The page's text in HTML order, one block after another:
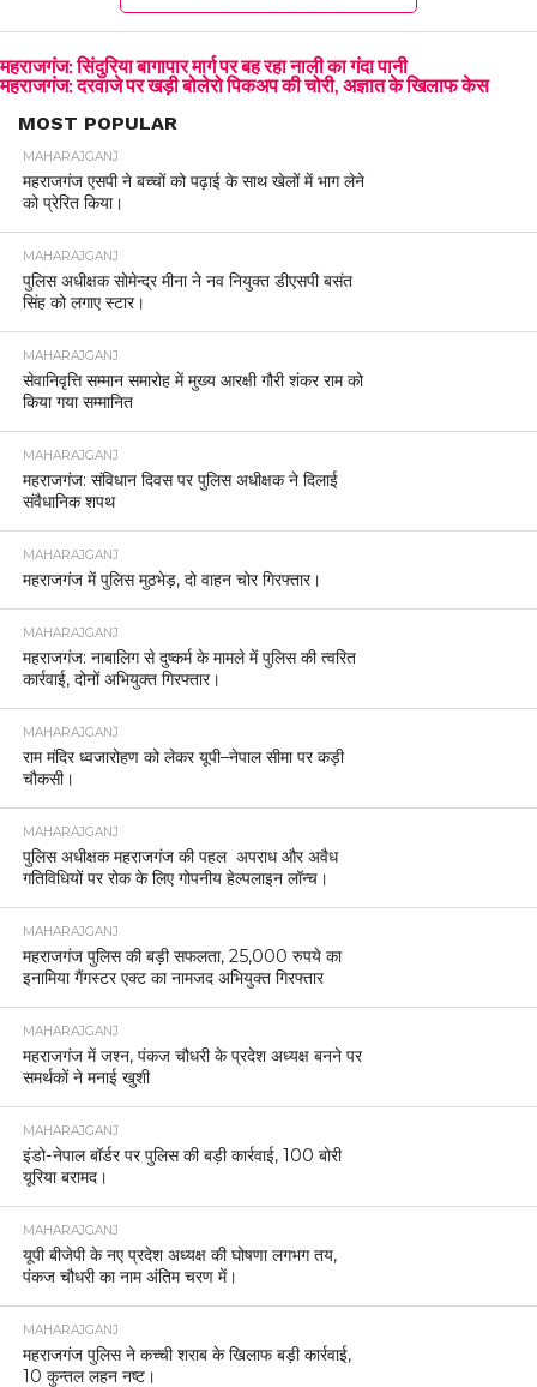
महराजगंज: सिंदुरिया बागापार मार्ग पर बह रहा नाली का गंदा पानी
महराजगंज: दरवाजे पर खड़ी बोलेरो पिकअप की चोरी, अज्ञात के खिलाफ केस
MOST POPULAR
MAHARAJGANJ
महराजगंज एसपी ने बच्चों को पढ़ाई के साथ खेलों में भाग लेने
को प्रेरित किया।
MAHARAJGANJ
पुलिस अधीक्षक सोमेन्द्र मीना ने नव नियुक्त डीएसपी बसंत
सिंह को लगाए स्टार।
MAHARAJGANJ
सेवानिवृत्ति सम्मान समारोह में मुख्य आरक्षी गौरी शंकर राम को
किया गया सम्मानित
MAHARAJGANJ
महराजगंज: संविधान दिवस पर पुलिस अधीक्षक ने दिलाई
संवैधानिक शपथ
MAHARAJGANJ
महराजगंज में पुलिस मुठभेड़, दो वाहन चोर गिरफ्तार।
MAHARAJGANJ
महराजगंज: नाबालिग से दुष्कर्म के मामले में पुलिस की त्वरित
कार्रवाई, दोनों अभियुक्त गिरफ्तार।
MAHARAJGANJ
राम मंदिर ध्वजारोहण को लेकर यूपी–नेपाल सीमा पर कड़ी
चौकसी।
MAHARAJGANJ
पुलिस अधीक्षक महराजगंज की पहल अपराध और अवैध
गतिविधियों पर रोक के लिए गोपनीय हेल्पलाइन लॉन्च।
MAHARAJGANJ
महराजगंज पुलिस की बड़ी सफलता, 25,000 रुपये का
इनामिया गैंगस्टर एक्ट का नामजद अभियुक्त गिरफ्तार
MAHARAJGANJ
महराजगंज में जश्न, पंकज चौधरी के प्रदेश अध्यक्ष बनने पर
समर्थकों ने मनाई खुशी
MAHARAJGANJ
इंडो-नेपाल बॉर्डर पर पुलिस की बड़ी कार्रवाई, 100 बोरी
यूरिया बरामद।
MAHARAJGANJ
यूपी बीजेपी के नए प्रदेश अध्यक्ष की घोषणा लगभग तय,
पंकज चौधरी का नाम अंतिम चरण में।
MAHARAJGANJ
महराजगंज पुलिस ने कच्ची शराब के खिलाफ बड़ी कार्रवाई,
10 कुन्तल लहन नष्ट।